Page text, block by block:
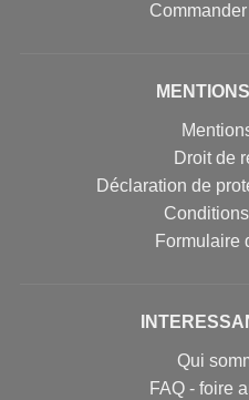
Droit de
Déclaration de
Formulaire
Qui
FAQ - foire